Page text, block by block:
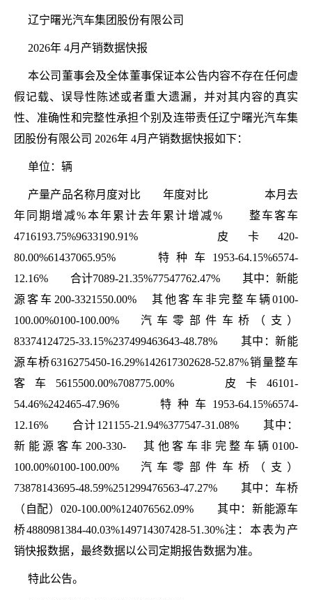
辽宁曙光汽车集团股份有限公司
2026年 4月产销数据快报
本公司董事会及全体董事保证本公告内容不存在任何虚
假记载、误导性陈述或者重大遗漏，并对其内容的真实
性、准确性和完整性承担个别及连带责任辽宁曙光汽车集
团股份有限公司 2026年 4月产销数据快报如下：
单位：辆
产量产品名称月度对比 年度对比 本月去
年同期增减%本年累计去年累计增减% 整车客车
4716193.75%9633190.91% 皮卡420-
80.00%61437065.95% 特种车1953-64.15%6574-
12.16% 合计7089-21.35%77547762.47% 其中：新能
源客车200-3321550.00% 其他客车非完整车辆0100-
100.00%0100-100.00% 汽车零部件车桥（支）
83374124725-33.15%237499463643-48.78% 其中：新能
源车桥6316275450-16.29%142617302628-52.87%销量整车
客车5615500.00%708775.00% 皮卡46101-
54.46%242465-47.96% 特种车1953-64.15%6574-
12.16% 合计121155-21.94%377547-31.08% 其中：
新能源客车200-330- 其他客车非完整车辆0100-
100.00%0100-100.00% 汽车零部件车桥（支）
73878143695-48.59%251299476563-47.27% 其中：车桥
（自配）020-100.00%124076562.09% 其中：新能源车
桥4880981384-40.03%149714307428-51.30%注：本表为产
销快报数据，最终数据以公司定期报告数据为准。
特此公告。